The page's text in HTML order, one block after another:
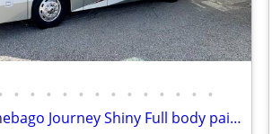
• • • • • • • • • • • • •
2013 Winnebago Journey Shiny Full body paint❤️Get a steal this summer